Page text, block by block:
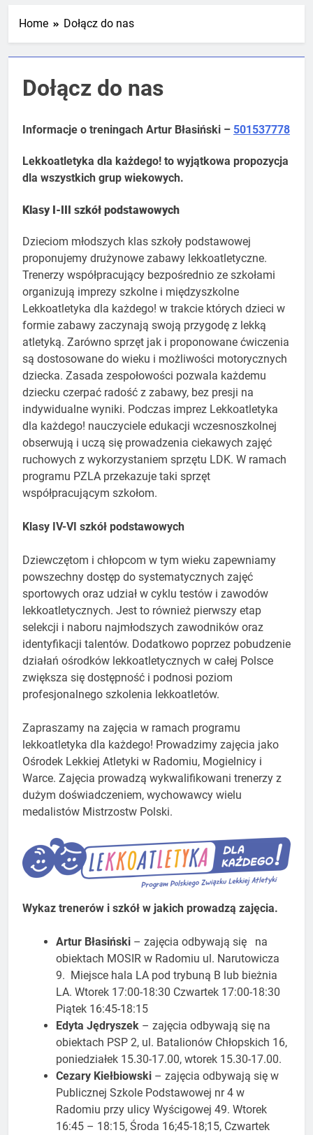
2 Tygodnie Temu
medalowej mistrzostw Polski U23 w
Krakowie
4 Tygodnie Temu
Home Dołącz do nas
Dołącz do nas
Informacje o treningach Artur Błasiński – 501537778
Lekkoatletyka dla każdego! to wyjątkowa propozycja
dla wszystkich grup wiekowych.
Klasy I-III szkół podstawowych
Dzieciom młodszych klas szkoły podstawowej
proponujemy drużynowe zabawy lekkoatletyczne.
Trenerzy współpracujący bezpośrednio ze szkołami
organizują imprezy szkolne i międzyszkolne
Lekkoatletyka dla każdego! w trakcie których dzieci w
formie zabawy zaczynają swoją przygodę z lekką
atletyką. Zarówno sprzęt jak i proponowane ćwiczenia
są dostosowane do wieku i możliwości motorycznych
dziecka. Zasada zespołowości pozwala każdemu
dziecku czerpać radość z zabawy, bez presji na
indywidualne wyniki. Podczas imprez Lekkoatletyka
dla każdego! nauczyciele edukacji wczesnoszkolnej
obserwują i uczą się prowadzenia ciekawych zajęć
ruchowych z wykorzystaniem sprzętu LDK. W ramach
programu PZLA przekazuje taki sprzęt
współpracującym szkołom.
Klasy IV-VI szkół podstawowych
Dziewczętom i chłopcom w tym wieku zapewniamy
powszechny dostęp do systematycznych zajęć
sportowych oraz udział w cyklu testów i zawodów
lekkoatletycznych. Jest to również pierwszy etap
selekcji i naboru najmłodszych zawodników oraz
identyfikacji talentów. Dodatkowo poprzez pobudzenie
działań ośrodków lekkoatletycznych w całej Polsce
zwiększa się dostępność i podnosi poziom
profesjonalnego szkolenia lekkoatletów.
Zapraszamy na zajęcia w ramach programu
lekkoatletyka dla każdego! Prowadzimy zajęcia jako
Ośrodek Lekkiej Atletyki w Radomiu, Mogielnicy i
Warce. Zajęcia prowadzą wykwalifikowani trenerzy z
dużym doświadczeniem, wychowawcy wielu
medalistów Mistrzostw Polski.
Wykaz trenerów i szkół w jakich prowadzą zajęcia.
Artur Błasiński – zajęcia odbywają się na
obiektach MOSIR w Radomiu ul. Narutowicza
9. Miejsce hala LA pod trybuną B lub bieżnia
LA. Wtorek 17:00-18:30 Czwartek 17:00-18:30
Piątek 16:45-18:15
Edyta Jędryszek – zajęcia odbywają się na
obiektach PSP 2, ul. Batalionów Chłopskich 16,
poniedziałek 15.30-17.00, wtorek 15.30-17.00.
Cezary Kiełbiowski – zajęcia odbywają się w
Publicznej Szkole Podstawowej nr 4 w
Radomiu przy ulicy Wyścigowej 49. Wtorek
16:45 – 18:15, Środa 16;45-18;15, Czwartek